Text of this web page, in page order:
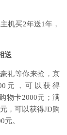
机买2年送1年，
送
礼等你来抢，京
元，可以获得
物卡2000元；满
，可以获得JD购
元。